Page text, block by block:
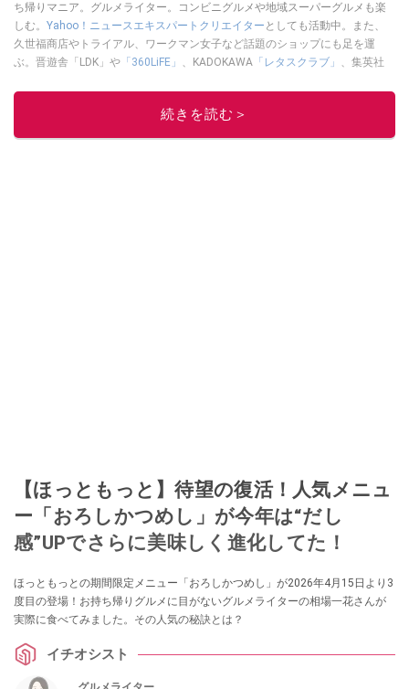
ち帰りマニア。グルメライター。コンビニグルメや地域スーパーグルメも楽
しむ。 Yahoo！ニュースエキスパートクリエイター としても活動中。また、
久世福商店やトライアル、ワークマン女子など話題のショップにも足を運
ぶ。晋遊舎「LDK」や 「360LiFE」 、KADOKAWA 「レタスクラブ」 、集英社
ルメライター、食の専門家として出演実績あり。
続きを読む＞
【ほっともっと】待望の復活！人気メニュ
ー「おろしかつめし」が今年は“だし
感”UPでさらに美味しく進化してた！
ほっともっとの期間限定メニュー「おろしかつめし」が2026年4月15日より3
度目の登場！お持ち帰りグルメに目がないグルメライターの相場一花さんが
実際に食べてみました。その人気の秘訣とは？
イチオシスト